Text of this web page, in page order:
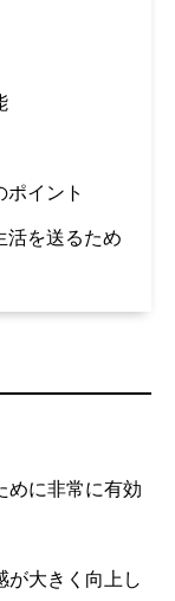
ポイント
活を送るため
めに非常に有効
が大きく向上し